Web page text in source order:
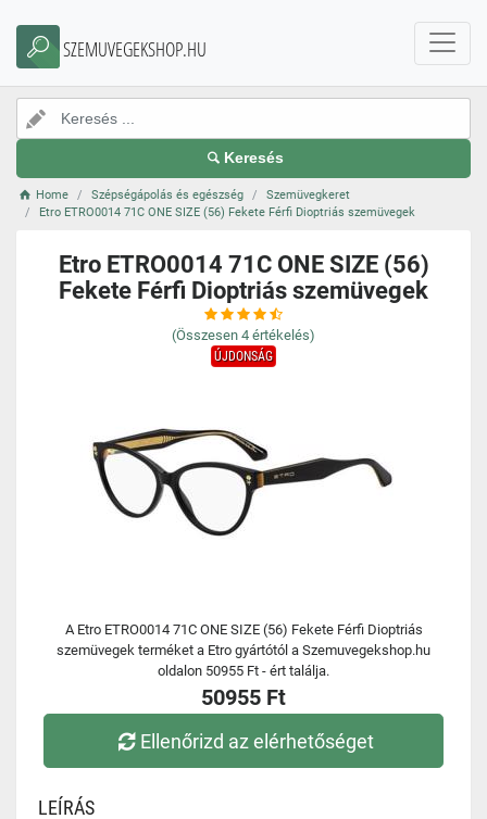
SZEMUVEGEKSHOP.HU
Keresés
Home Szépségápolás és egészség
Szemüvegkeret
Etro ETRO0014 71C ONE SIZE (56) Fekete Férfi Dioptriás szemüvegek
Etro ETRO0014 71C ONE SIZE (56)
Fekete Férfi Dioptriás szemüvegek
(Összesen 4 értékelés)
ÚJDONSÁG
A Etro ETRO0014 71C ONE SIZE (56) Fekete Férfi Dioptriás
szemüvegek terméket a Etro gyártótól a Szemuvegekshop.hu
oldalon 50955 Ft - ért találja.
50955 Ft
Ellenőrizd az elérhetőséget
LEÍRÁS